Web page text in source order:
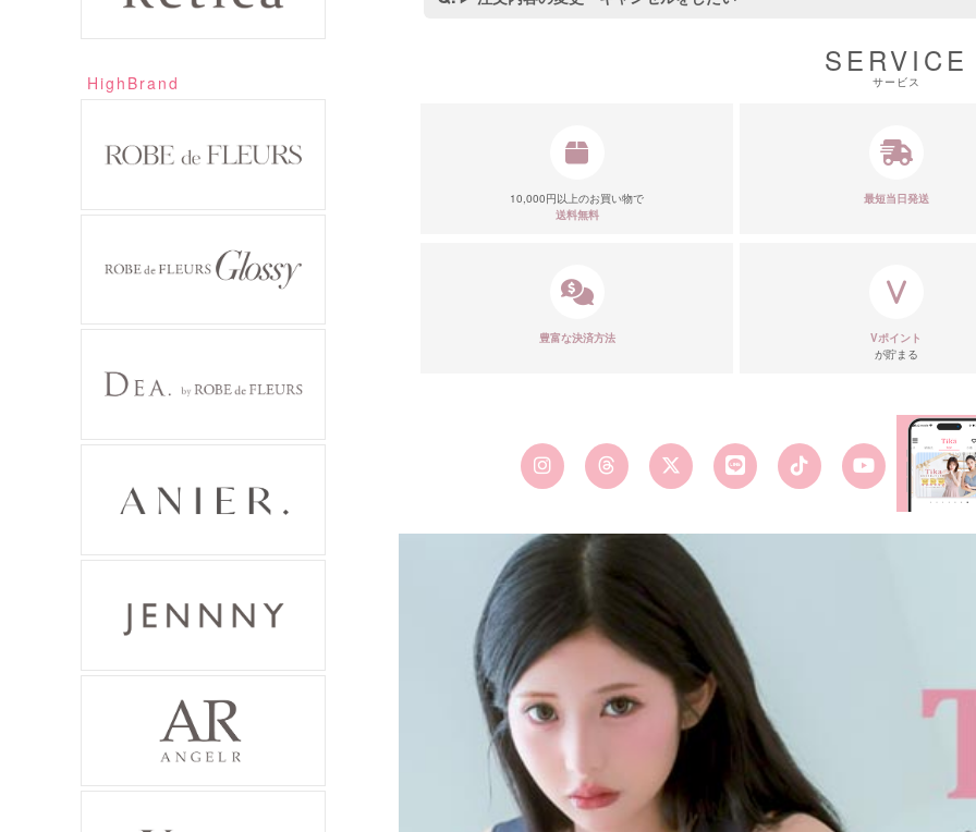
HighBrand
SERVICE
サービス
10,000円以上のお買い物で
送料無料
最短当日発送
豊富な決済方法
Vポイント
が貯まる